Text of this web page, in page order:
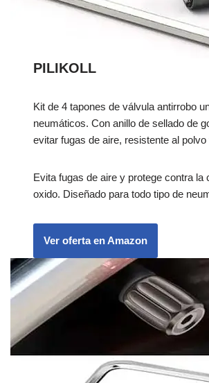
PILIKOLL
Kit de 4 tapones de válvula antirrobo
neumáticos. Con anillo de sellado de
evitar fugas de aire, resistente al polvo
Evita fugas de aire y protege contra la
oxido. Diseñado para todo tipo de
Ver oferta en Amazon